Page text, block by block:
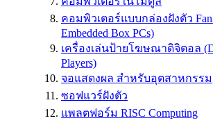
คอมพิวเตอร์แบบกล่องฝังตัว
Embedded Box PCs)
เครื่องเล่นป้ายโฆษณาดิจิตอล
Players)
จอแสดงผล สำหรับอุตสาหกรรม
ซอฟแวร์ฝังตัว
แพลตฟอร์ม RISC Computing